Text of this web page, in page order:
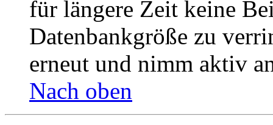
für längere Zeit keine
Datenbankgröße zu
erneut und nimm aktiv
Nach oben